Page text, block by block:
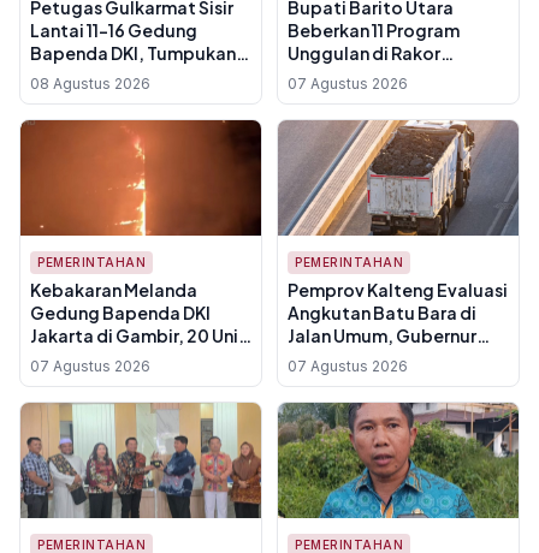
Petugas Gulkarmat Sisir
Lantai 11-16 Gedung
Bapenda DKI, Tumpukan
Kertas Jadi Hambatan
Pemadaman
08 Agustus 2026
Bupati Barito Utara
Beberkan 11 Program
Unggulan di Rakor
Pemdeskel se-Kalteng,
Fokus pada Karhutla dan
Ekonomi Daerah
07 Agustus 2026
PEMERINTAHAN
Kebakaran Melanda
Gedung Bapenda DKI
Jakarta di Gambir, 20 Unit
Damkar Dikerahkan
07 Agustus 2026
PEMERINTAHAN
Pemprov Kalteng Evaluasi
Angkutan Batu Bara di
Jalan Umum, Gubernur
Agustiar Sabran Tegaskan
Keselamatan Warga
Prioritas
07 Agustus 2026
PEMERINTAHAN PEMERINTAHAN